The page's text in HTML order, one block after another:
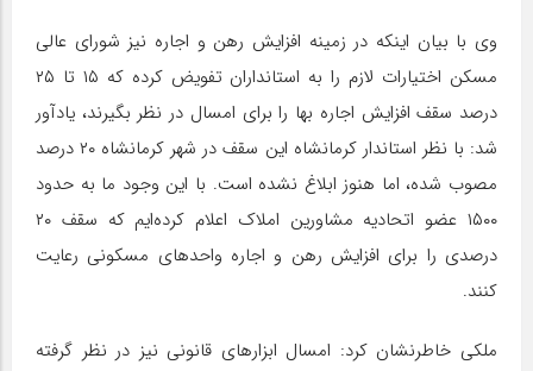
وی با بیان اینکه در زمینه افزایش رهن و اجاره نیز شورای عالی
مسکن اختیارات لازم را به استانداران تفویض کرده که ۱۵ تا ۲۵
درصد سقف افزایش اجاره بها را برای امسال در نظر بگیرند، یادآور
شد: با نظر استاندار کرمانشاه این سقف در شهر کرمانشاه ۲۰ درصد
مصوب شده، اما هنوز ابلاغ نشده است. با این وجود ما به حدود
۱۵۰۰ عضو اتحادیه مشاورین املاک اعلام کرده‌ایم که سقف ۲۰
درصدی را برای افزایش رهن و اجاره واحدهای مسکونی رعایت
کنند.
ملکی خاطرنشان کرد: امسال ابزارهای قانونی نیز در نظر گرفته